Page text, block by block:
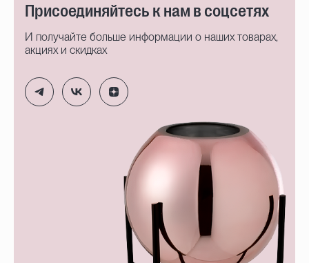
Присоединяйтесь к нам в соцсетях
И получайте больше информации о наших товарах,
акциях и скидках